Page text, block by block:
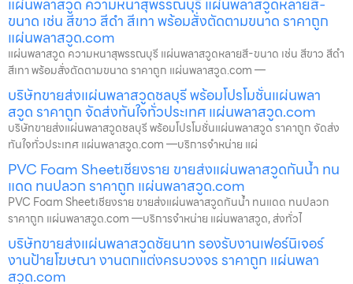
ขนาด เช่น สีขาว สีดำ สีเทา พร้อมสั่งตัดตามขนาด ราคาถูก
แผ่นพลาสวูด.com
แผ่นพลาสวูด ความหนาสุพรรณบุรี แผ่นพลาสวูดหลายสี-ขนาด เช่น สีขาว สีดำ
สีเทา พร้อมสั่งตัดตามขนาด ราคาถูก แผ่นพลาสวูด.com —
บริษัทขายส่งแผ่นพลาสวูดชลบุรี พร้อมโปรโมชั่นแผ่นพลา
สวูด ราคาถูก จัดส่งทันใจทั่วประเทศ แผ่นพลาสวูด.com
บริษัทขายส่งแผ่นพลาสวูดชลบุรี พร้อมโปรโมชั่นแผ่นพลาสวูด ราคาถูก จัดส่ง
ทันใจทั่วประเทศ แผ่นพลาสวูด.com —บริการจำหน่าย แผ่
PVC Foam Sheetเชียงราย ขายส่งแผ่นพลาสวูดกันน้ำ ทน
แดด ทนปลวก ราคาถูก แผ่นพลาสวูด.com
PVC Foam Sheetเชียงราย ขายส่งแผ่นพลาสวูดกันน้ำ ทนแดด ทนปลวก
ราคาถูก แผ่นพลาสวูด.com —บริการจำหน่าย แผ่นพลาสวูด, ส่งทั่วไ
บริษัทขายส่งแผ่นพลาสวูดชัยนาท รองรับงานเฟอร์นิเจอร์
งานป้ายโฆษณา งานตกแต่งครบวงจร ราคาถูก แผ่นพลา
สวูด.com